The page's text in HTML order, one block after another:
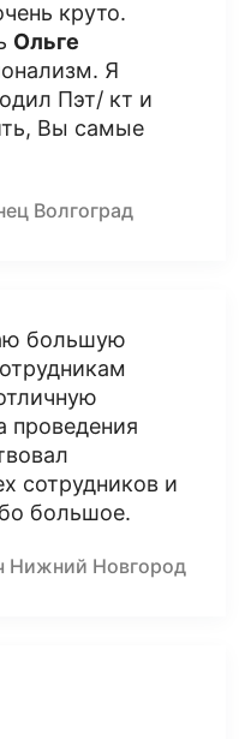
круто.
Ольге
Я
Пэт/ кт и
Вы самые
Волгоград
большую
проведения
сотрудников и
большое.
Нижний Новгород